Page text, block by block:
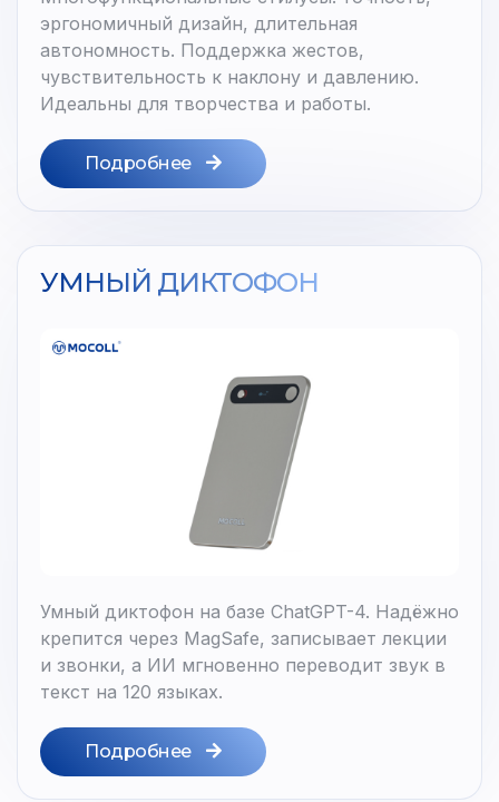
эргономичный дизайн, длительная
автономность. Поддержка жестов,
чувствительность к наклону и давлению.
Идеальны для творчества и работы.
Подробнее
УМНЫЙ ДИКТОФОН
Умный диктофон на базе ChatGPT-4. Надёжно
крепится через MagSafe, записывает лекции
и звонки, а ИИ мгновенно переводит звук в
текст на 120 языках.
Подробнее